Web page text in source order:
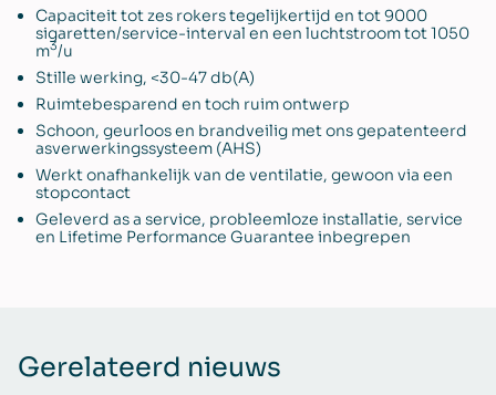
Capaciteit tot zes rokers tegelijkertijd en tot 9000
sigaretten/service-interval en een luchtstroom tot 1050
m3/u
Stille werking, <30-47 db(A)
Ruimtebesparend en toch ruim ontwerp
Schoon, geurloos en brandveilig met ons gepatenteerd
asverwerkingssysteem (AHS)
Werkt onafhankelijk van de ventilatie, gewoon via een
stopcontact
Geleverd as a service, probleemloze installatie, service
en Lifetime Performance Guarantee inbegrepen
Gerelateerd nieuws